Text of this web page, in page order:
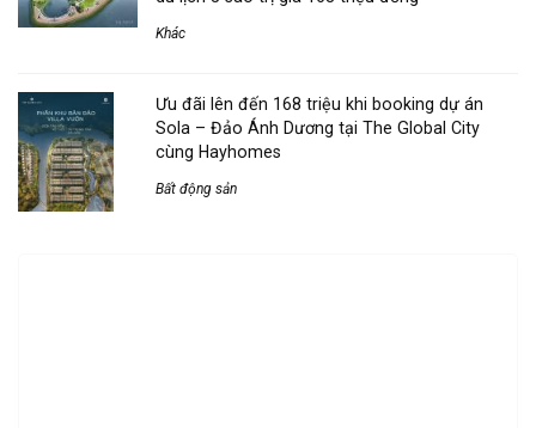
Khác
Ưu đãi lên đến 168 triệu khi booking dự án
Sola – Đảo Ánh Dương tại The Global City
cùng Hayhomes
Bất động sản